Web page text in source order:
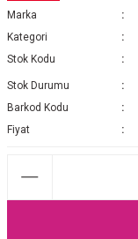
2025-2026 SONBAHAR KIŞ
JAKAR EŞARP
PAMUK EŞARP
ŞAL
MEDİNE İPEĞİ ŞAL
Marka
Kategori
Stok Kodu
Stok Durumu
Barkod Kodu
Fiyat